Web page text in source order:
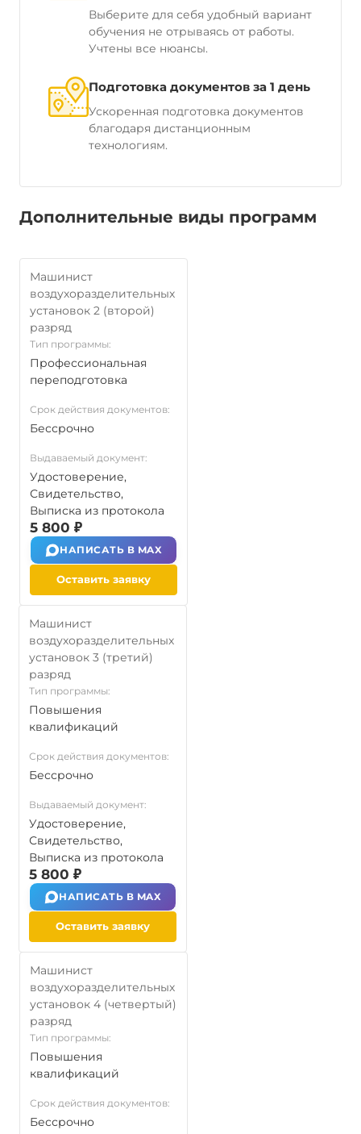
Выберите для себя удобный вариант
обучения не отрываясь от работы.
Учтены все нюансы.
Подготовка документов за 1 день
Ускоренная подготовка документов
благодаря дистанционным
технологиям.
Дополнительные виды программ
Машинист
воздухоразделительных
установок 2 (второй)
разряд
Тип программы:
Профессиональная
переподготовка
Срок действия документов:
Бессрочно
Выдаваемый документ:
Удостоверение,
Свидетельство,
Выписка из протокола
5 800 ₽
НАПИСАТЬ В MAX
Оставить заявку
Машинист
воздухоразделительных
установок 3 (третий)
разряд
Тип программы:
Повышения
квалификаций
Срок действия документов:
Бессрочно
Выдаваемый документ:
Удостоверение,
Свидетельство,
Выписка из протокола
5 800 ₽
НАПИСАТЬ В MAX
Оставить заявку
Машинист
воздухоразделительных
установок 4 (четвертый)
разряд
Тип программы:
Повышения
квалификаций
Срок действия документов:
Бессрочно